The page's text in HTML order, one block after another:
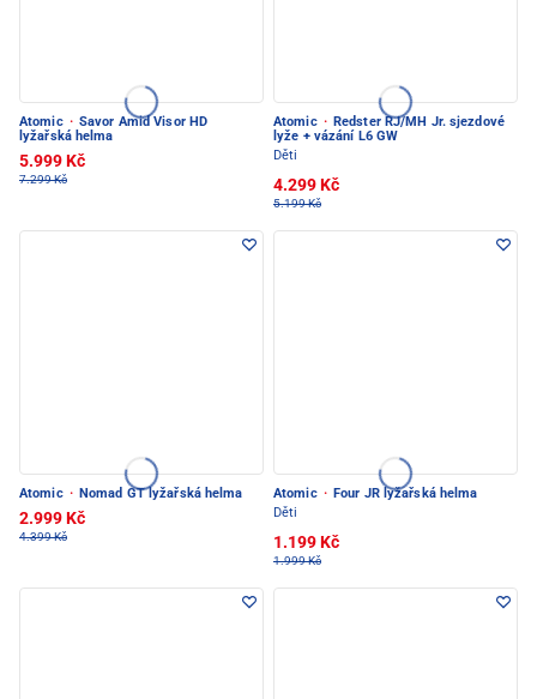
Atomic · Savor Amid Visor HD
lyžařská helma
5.999 Kč
7.299 Kč
Atomic · Redster RJ/MH Jr. sjezdové
lyže + vázání L6 GW
Děti
4.299 Kč
5.199 Kč
Atomic · Nomad GT lyžařská helma
2.999 Kč
4.399 Kč
Atomic · Four JR lyžařská helma
Děti
1.199 Kč
1.999 Kč